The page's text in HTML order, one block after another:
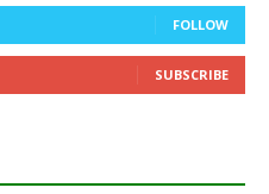
FOLLOW
SUBSCRIBE